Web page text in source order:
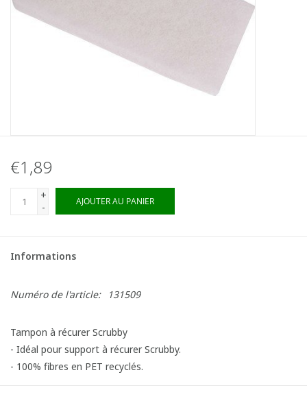
€1,89
+
-
AJOUTER AU PANIER
Informations
Numéro de l'article: 131509
Tampon à récurer Scrubby
- Idéal pour support à récurer Scrubby.
- 100% fibres en PET recyclés.